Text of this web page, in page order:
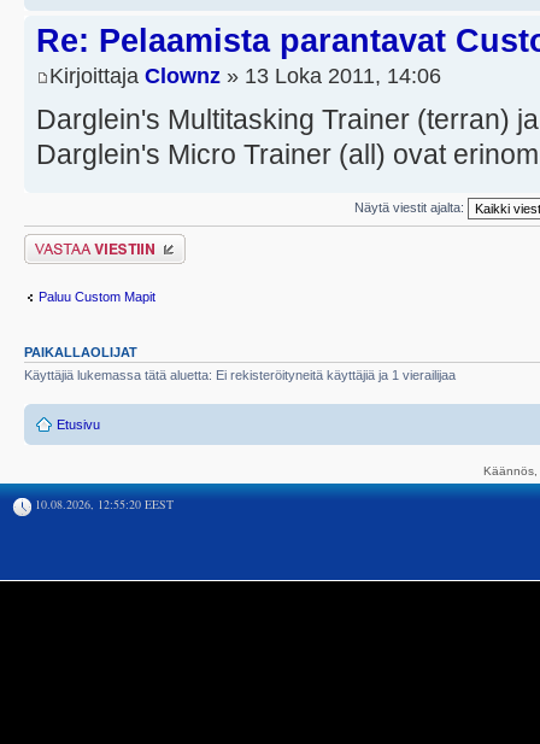
Re: Pelaamista parantavat
Kirjoittaja Clownz » 13 Loka 2011, 14:06
Darglein's Multitasking Trainer (terran) ja
Darglein's Micro Trainer (all) ovat
Näytä viestit ajalta:
Lähetä vastaus
Paluu Custom Mapit
PAIKALLAOLIJAT
Käyttäjiä lukemassa tätä aluetta: Ei rekisteröityneitä käyttäjiä ja 1 vierailijaa
Etusivu
10.08.2026, 12:55:20 EEST